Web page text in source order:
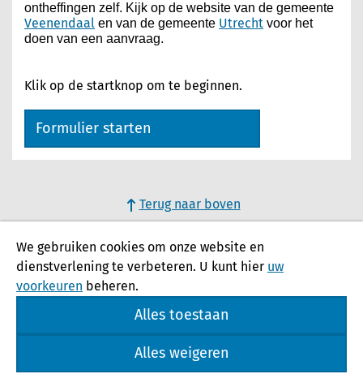
ontheffingen zelf. Kijk op de website van de gemeente
Veenendaal en van de gemeente Utrecht voor het
doen van een aanvraag.
Klik op de startknop om te beginnen.
Formulier starten
Terug naar boven
We gebruiken cookies om onze website en
dienstverlening te verbeteren. U kunt hier uw
voorkeuren beheren.
Alles toestaan
Alles weigeren